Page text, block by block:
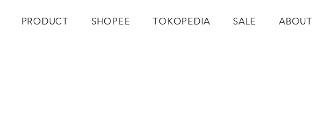
PRODUCT SHOPEE TOKOPEDIA SALE ABOUT